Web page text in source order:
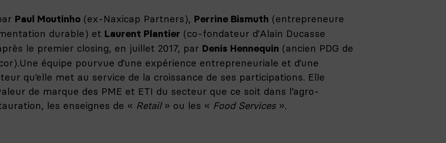
Paul Moutinho (ex-Naxicap Partners), Perrine Bismuth (entrepreneure
durable) et Laurent Plantier (co-fondateur d’Alain Ducasse
le premier closing, en juillet 2017, par Denis Hennequin (ancien PDG de
Une équipe pourvue d’une expérience entrepreneuriale et d’une
qu’elle met au service de la croissance de ses participations. Elle
de marque des PME et ETI du secteur que ce soit dans l’agro-
les enseignes de « Retail» ou les « Food Services ».